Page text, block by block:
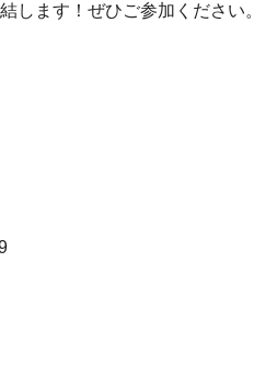
します！ぜひご参加ください。